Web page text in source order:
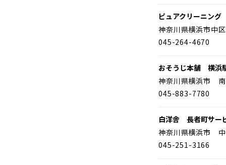
ピュアクリーニン
神奈川県横浜市中
045-264-4670
おそうじ本舗 横浜
神奈川県横浜市 南
045-883-7780
白洋舎 長者町サー
神奈川県横浜市 中
045-251-3166